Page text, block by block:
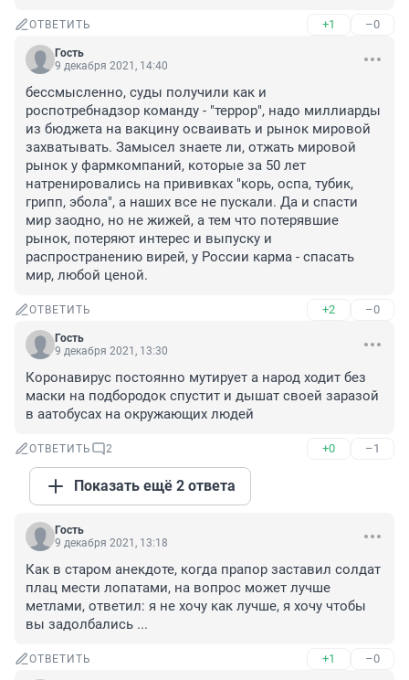
ОТВЕТИТЬ +1 –0
Гость
9 декабря 2021, 14:40
бессмысленно, суды получили как и
роспотребнадзор команду - "террор", надо миллиарды
из бюджета на вакцину осваивать и рынок мировой
захватывать. Замысел знаете ли, отжать мировой
рынок у фармкомпаний, которые за 50 лет
натренировались на прививках "корь, оспа, тубик,
грипп, эбола", а наших все не пускали. Да и спасти
мир заодно, но не жижей, а тем что потерявшие
рынок, потеряют интерес и выпуску и
распространению вирей, у России карма - спасать
мир, любой ценой.
ОТВЕТИТЬ +2 –0
Гость
9 декабря 2021, 13:30
Коронавирус постоянно мутирует а народ ходит без
маски на подбородок спустит и дышат своей заразой
в аатобусах на окружающих людей
ОТВЕТИТЬ 2 +0 –1
Показать ещё 2 ответа
Гость
9 декабря 2021, 13:18
Как в старом анекдоте, когда прапор заставил солдат
плац мести лопатами, на вопрос может лучше
метлами, ответил: я не хочу как лучше, я хочу чтобы
вы задолбались ...
ОТВЕТИТЬ +1 –0